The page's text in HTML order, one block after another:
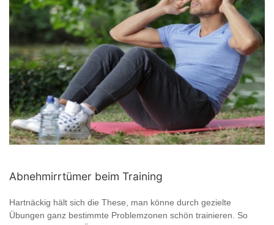
Abnehmirrtümer beim Training
Hartnäckig hält sich die These, man könne durch gezielte
Übungen ganz bestimmte Problemzonen schön trainieren. So